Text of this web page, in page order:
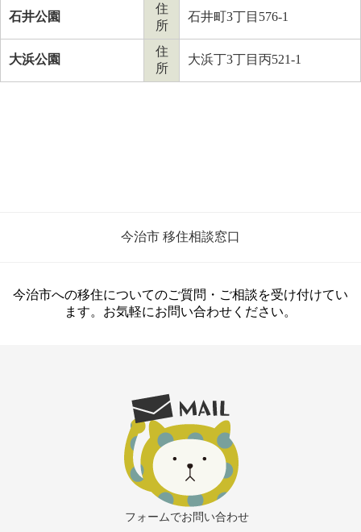
石井公園
住
所
石井町3丁目576-1
大浜公園
住
所
大浜丁3丁目丙521-1
今治市 移住相談窓口
今治市への移住についてのご質問・ご相談を受け付けてい
ます。お気軽にお問い合わせください。
フォームでお問い合わせ